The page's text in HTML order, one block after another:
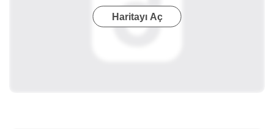
Haritayı Aç